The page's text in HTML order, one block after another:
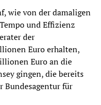
wie von der damaligen
und Effizienz
der
Euro erhalten,
Euro an die
gingen, die bereits
Bundesagentur für